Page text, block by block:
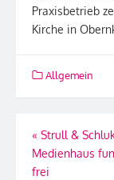
Praxisbetrieb
Kirche in
Allgemein
« Strull &
Medienhaus
frei